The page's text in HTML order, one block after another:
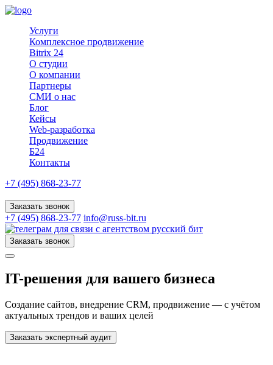
Услуги
Комплексное продвижение
Bitrix 24
О студии
О компании
Партнеры
СМИ о нас
Блог
Кейсы
Web-разработка
Продвижение
Б24
Контакты
+7 (495) 868-23-77
Заказать звонок
+7 (495) 868-23-77 info@russ-bit.ru
Заказать звонок
IT-решения для вашего бизнеса
Создание сайтов, внедрение CRM, продвижение — с учётом
актуальных трендов и ваших целей
Заказать экспертный аудит